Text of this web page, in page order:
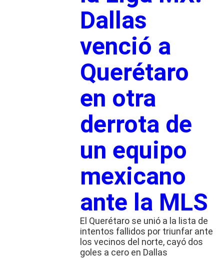
Dallas
venció a
Querétaro
en otra
derrota de
un equipo
mexicano
ante la MLS
El Querétaro se unió a la lista de
intentos fallidos por triunfar ante
los vecinos del norte, cayó dos
goles a cero en Dallas